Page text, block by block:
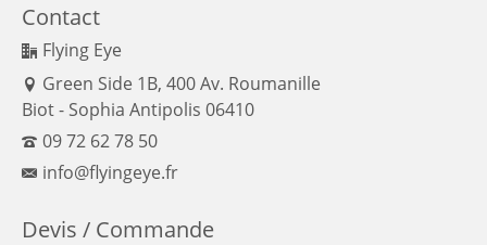
Contact
Flying Eye
Green Side 1B, 400 Av. Roumanille
Biot - Sophia Antipolis 06410
09 72 62 78 50
info@flyingeye.fr
Devis / Commande